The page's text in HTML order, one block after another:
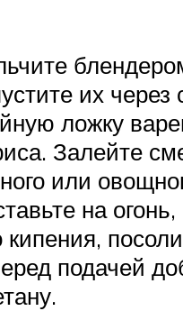
их через
ложку
Залейте
или
на огонь,
подачей